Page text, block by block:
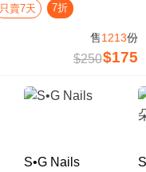
只賣7天 7折
售1213份
$250$175
S•G Nails